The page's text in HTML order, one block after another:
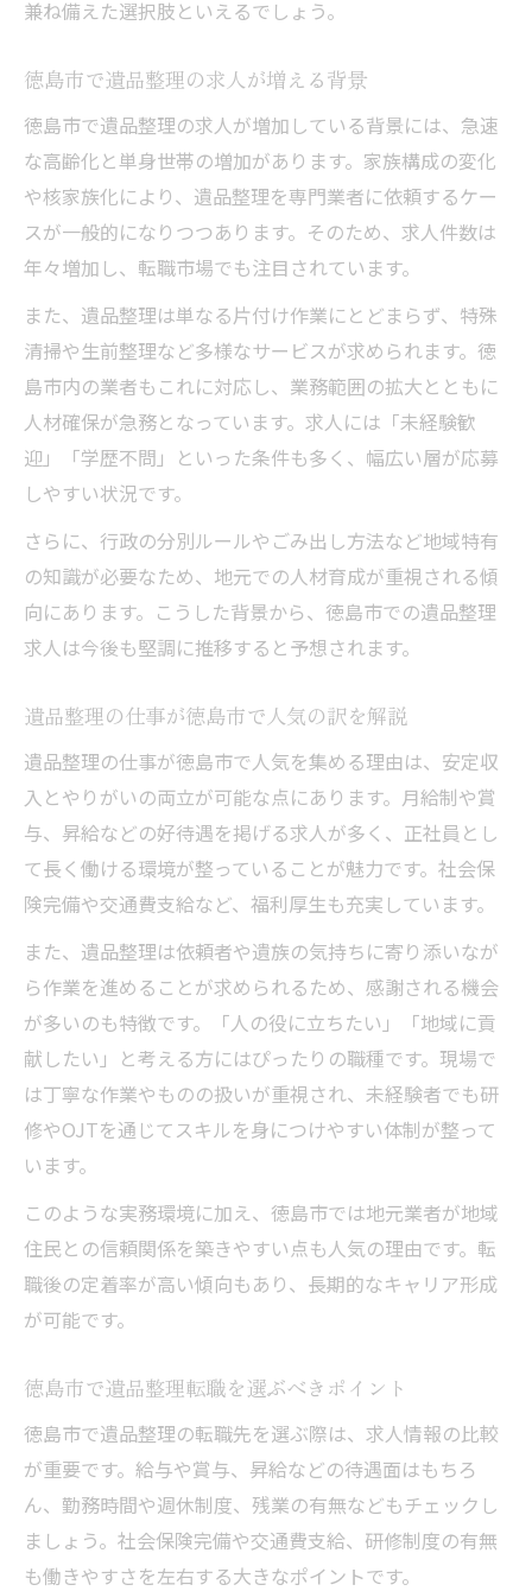
兼ね備えた選択肢といえるでしょう。
徳島市で遺品整理の求人が増える背景
徳島市で遺品整理の求人が増加している背景には、急速
な高齢化と単身世帯の増加があります。家族構成の変化
や核家族化により、遺品整理を専門業者に依頼するケー
スが一般的になりつつあります。そのため、求人件数は
年々増加し、転職市場でも注目されています。
また、遺品整理は単なる片付け作業にとどまらず、特殊
清掃や生前整理など多様なサービスが求められます。徳
島市内の業者もこれに対応し、業務範囲の拡大とともに
人材確保が急務となっています。求人には「未経験歓
迎」「学歴不問」といった条件も多く、幅広い層が応募
しやすい状況です。
さらに、行政の分別ルールやごみ出し方法など地域特有
の知識が必要なため、地元での人材育成が重視される傾
向にあります。こうした背景から、徳島市での遺品整理
求人は今後も堅調に推移すると予想されます。
遺品整理の仕事が徳島市で人気の訳を解説
遺品整理の仕事が徳島市で人気を集める理由は、安定収
入とやりがいの両立が可能な点にあります。月給制や賞
与、昇給などの好待遇を掲げる求人が多く、正社員とし
て長く働ける環境が整っていることが魅力です。社会保
険完備や交通費支給など、福利厚生も充実しています。
また、遺品整理は依頼者や遺族の気持ちに寄り添いなが
ら作業を進めることが求められるため、感謝される機会
が多いのも特徴です。「人の役に立ちたい」「地域に貢
献したい」と考える方にはぴったりの職種です。現場で
は丁寧な作業やものの扱いが重視され、未経験者でも研
修やOJTを通じてスキルを身につけやすい体制が整って
います。
このような実務環境に加え、徳島市では地元業者が地域
住民との信頼関係を築きやすい点も人気の理由です。転
職後の定着率が高い傾向もあり、長期的なキャリア形成
が可能です。
徳島市で遺品整理転職を選ぶべきポイント
徳島市で遺品整理の転職先を選ぶ際は、求人情報の比較
が重要です。給与や賞与、昇給などの待遇面はもちろ
ん、勤務時間や週休制度、残業の有無などもチェックし
ましょう。社会保険完備や交通費支給、研修制度の有無
も働きやすさを左右する大きなポイントです。